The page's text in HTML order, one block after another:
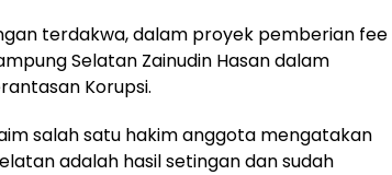
terdakwa, dalam proyek pemberian fee
Selatan Zainudin Hasan dalam
Korupsi.
salah satu hakim anggota mengatakan
adalah hasil setingan dan sudah